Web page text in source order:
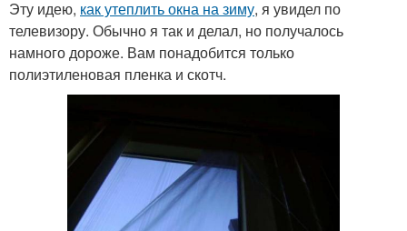
Эту идею, как утеплить окна на зиму, я увидел по
телевизору. Обычно я так и делал, но получалось
намного дороже. Вам понадобится только
полиэтиленовая пленка и скотч.